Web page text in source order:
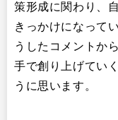
策形成に関わり、
きっかけになって
うしたコメントか
手で創り上げてい
うに思います。